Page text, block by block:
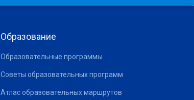
Образование
Образовательные программы
Советы образовательных программ
Атлас образовательных маршрутов